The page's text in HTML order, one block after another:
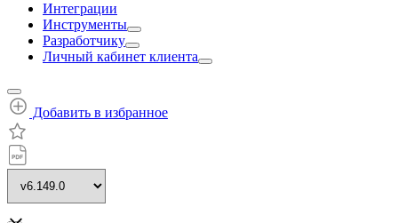
Интеграции
Инструменты
Разработчику
Личный кабинет клиента
Добавить в избранное